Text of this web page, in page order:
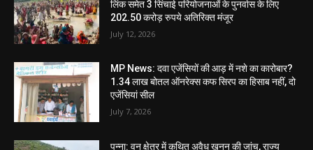
लिंक समेत 3 सिंचाई परियोजनाओं के पुनर्वास के लिए
202.50 करोड़ रुपये अतिरिक्त मंजूर
July 12, 2026
MP News: दवा एजेंसियों की आड़ में नशे का कारोबार?
1.34 लाख बोतल ऑनरेक्स कफ सिरप का हिसाब नहीं, दो
एजेंसियां सील
July 7, 2026
पन्ना: वन क्षेत्र में कथित अवैध खनन की जांच, राज्य